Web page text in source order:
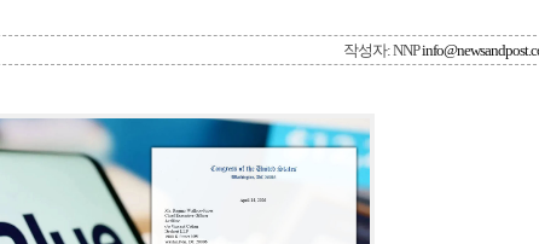
작성자: NNP